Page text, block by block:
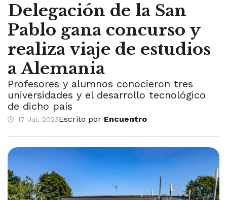
Delegación de la San
Pablo gana concurso y
realiza viaje de estudios
a Alemania
Profesores y alumnos conocieron tres
universidades y el desarrollo tecnológico
de dicho país
17 Jul, 2023Escrito por Encuentro